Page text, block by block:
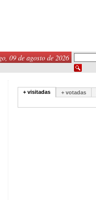
09 de agosto de 2026
+ visitadas + votadas